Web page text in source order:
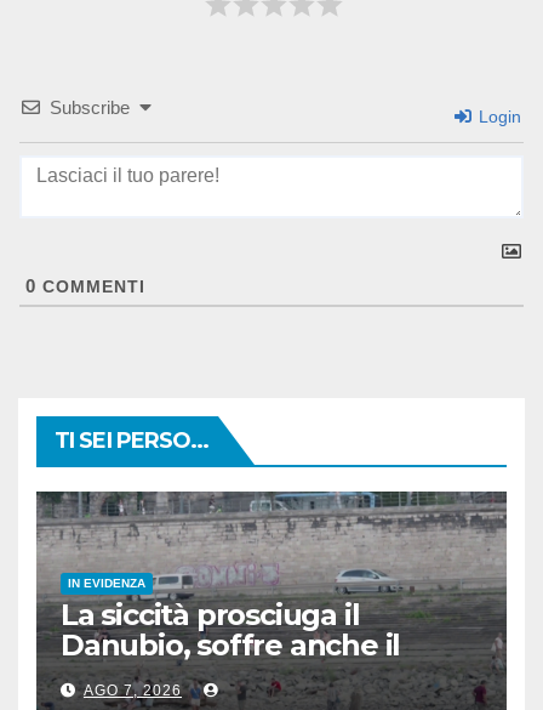
Subscribe Login
0 COMMENTI
TI SEI PERSO...
IN EVIDENZA
La siccità prosciuga il
Danubio, soffre anche il
turismo
AGO 7, 2026